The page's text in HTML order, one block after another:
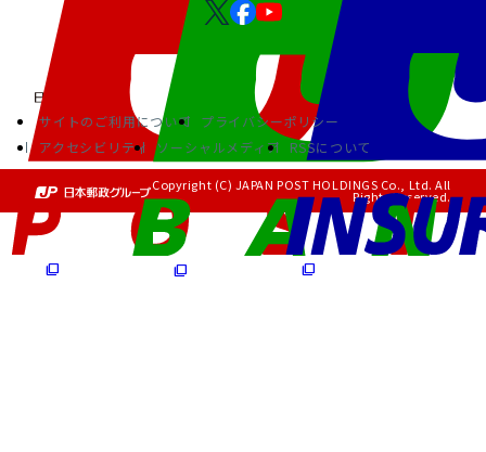
サイトのご利用について
プライバシーポリシー
アクセシビリティ
ソーシャルメディア RSSについて
Copyright (C) JAPAN POST HOLDINGS Co., Ltd. All
Rights Reserved.